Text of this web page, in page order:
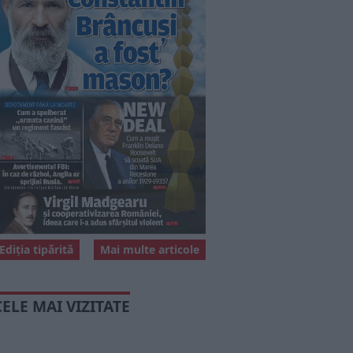
Mai multe articole
Ediția tipărită
MAI VIZITATE